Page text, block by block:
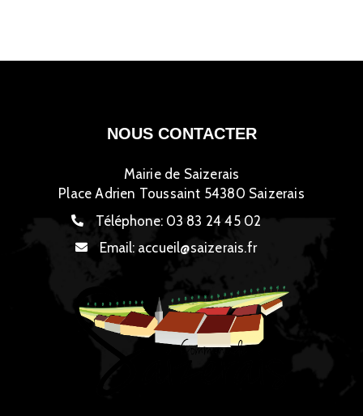
NOUS CONTACTER
Mairie de Saizerais
Place Adrien Toussaint 54380 Saizerais
Téléphone: 03 83 24 45 02
Email: accueil@saizerais.fr